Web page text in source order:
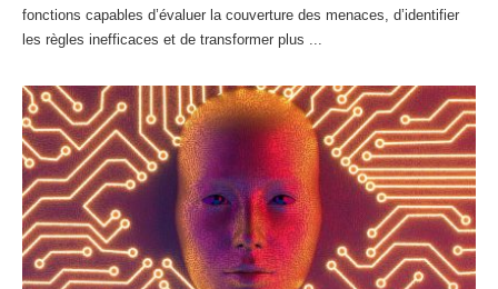
fonctions capables d’évaluer la couverture des menaces, d’identifier
les règles inefficaces et de transformer plus ...